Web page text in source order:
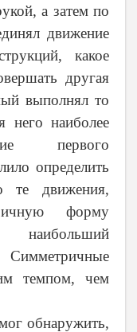
а затем по
движение
какое
другая
выполнял то
него наиболее
первого
определить
те движения,
форму
темпом, чем
обнаружить,